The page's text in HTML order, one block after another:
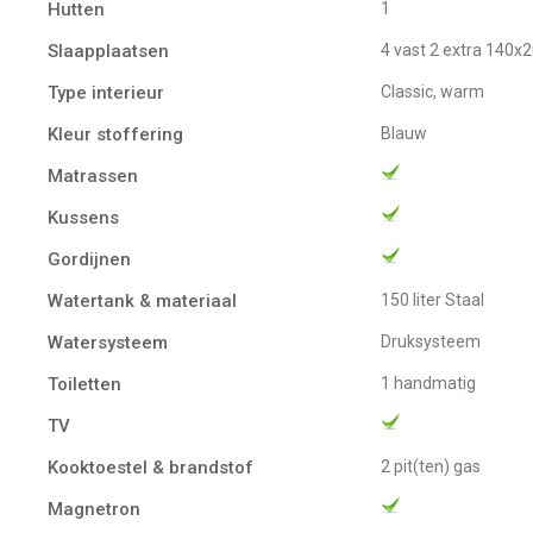
Hutten
1
Slaapplaatsen 4 vast 2 extra
Type interieur Classic, warm
Kleur stoffering Blauw
Matrassen
Kussens
Gordijnen
Watertank & materiaal
150 liter Staal
Watersysteem Druksysteem
Toiletten 1 handmatig
TV
Kooktoestel & brandstof
2 pit(ten) gas
Magnetron